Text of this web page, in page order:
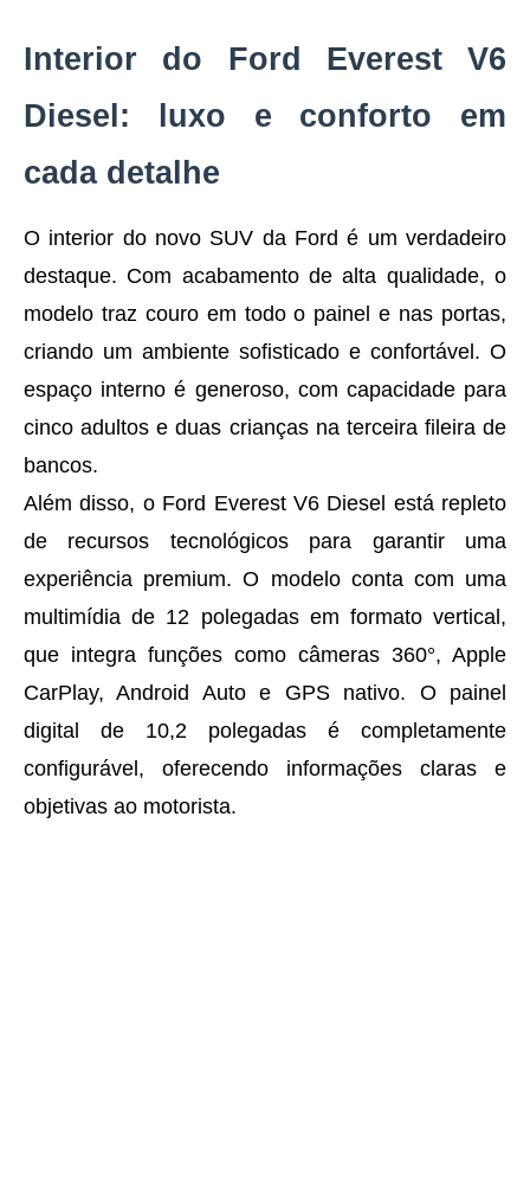
Interior do Ford Everest V6
Diesel: luxo e conforto em
cada detalhe
O interior do novo SUV da Ford é um verdadeiro
destaque. Com acabamento de alta qualidade, o
modelo traz couro em todo o painel e nas portas,
criando um ambiente sofisticado e confortável. O
espaço interno é generoso, com capacidade para
cinco adultos e duas crianças na terceira fileira de
bancos.
Além disso, o Ford Everest V6 Diesel está repleto
de recursos tecnológicos para garantir uma
experiência premium. O modelo conta com uma
multimídia de 12 polegadas em formato vertical,
que integra funções como câmeras 360°, Apple
CarPlay, Android Auto e GPS nativo. O painel
digital de 10,2 polegadas é completamente
configurável, oferecendo informações claras e
objetivas ao motorista.